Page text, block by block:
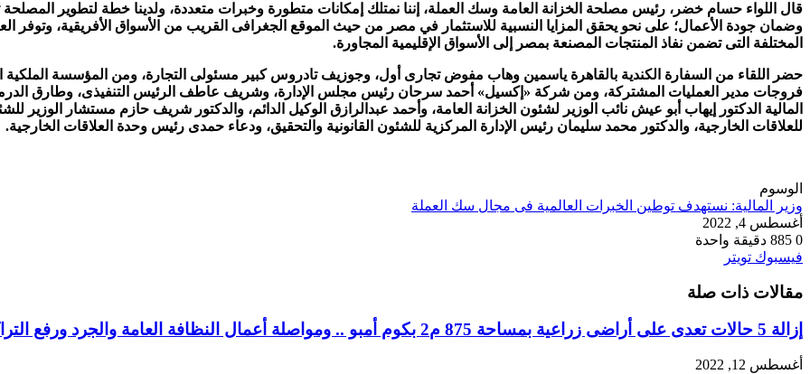
قال اللواء حسام خضر، رئيس مصلحة الخزانة العامة وسك العملة، إننا نمتلك إمكانات متطورة وخبرات متعددة، ولدينا خطة لتطوير المصلحة
وضمان جودة الأعمال؛ على نحو يحقق المزايا النسبية للاستثمار في مصر من حيث الموقع الجغرافى القريب من الأسواق الأفريقية، وتوفر
المختلفة التى تضمن نفاذ المنتجات المصنعة بمصر إلى الأسواق الإقليمية المجاورة.
حضر اللقاء من السفارة الكندية بالقاهرة ياسمين وهاب مفوض تجارى أول، وجوزيف تادروس كبير مسئولى التجارة، ومن المؤسسة الملكية
فروجات مدير العمليات المشتركة، ومن شركة «إكسيل» أحمد سرحان رئيس مجلس الإدارة، وشريف عاطف الرئيس التنفيذى، وطارق الدرملى
المالية الدكتور إيهاب أبو عيش نائب الوزير لشئون الخزانة العامة، وأحمد عبدالرازق الوكيل الدائم، والدكتور شريف حازم مستشار الوزير
للعلاقات الخارجية، والدكتور محمد سليمان رئيس الإدارة المركزية للشئون القانونية والتحقيق، ودعاء حمدى رئيس وحدة العلاقات الخارجية.
الوسوم
وزير المالية: نستهدف توطين الخبرات العالمية فى مجال سك العملة
أغسطس 4, 2022
0
دقيقة واحدة
فيسبوك تويتر
البريد
مقالات ذات صلة
إزالة 5 حالات تعدى على أراضى زراعية بمساحة 875 م2 بكوم أمبو .. ومواصلة أعمال النظافة العامة والجرد ورفع التراكمات بإدفو
أغسطس 12, 2022